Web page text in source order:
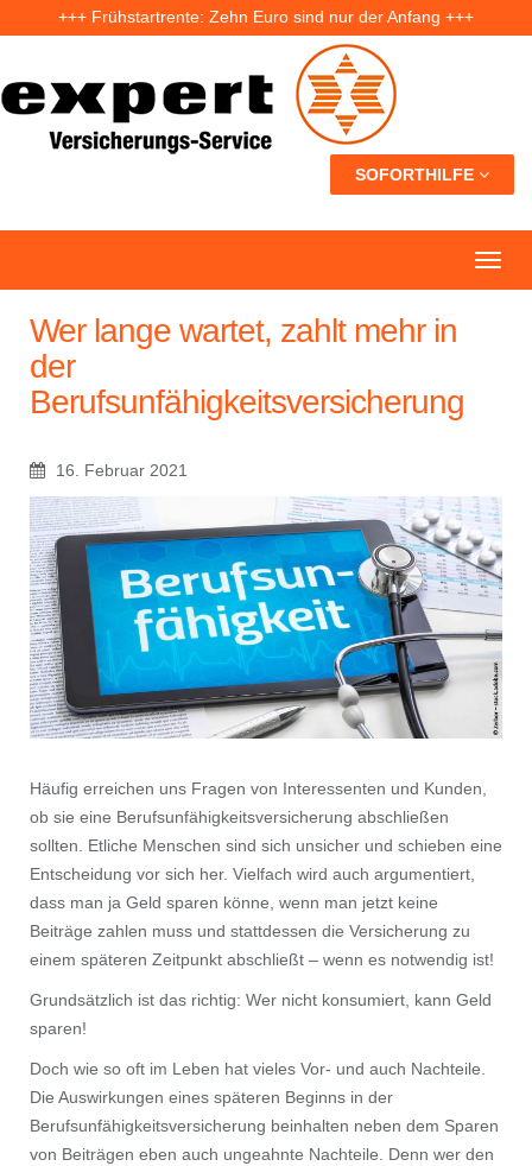
+++ Frühstartrente: Zehn Euro sind nur der Anfang +++
SOFORTHILFE
Wer lange wartet, zahlt mehr in
der
Berufsunfähigkeitsversicherung
16. Februar 2021
Häufig erreichen uns Fragen von Interessenten und Kunden,
ob sie eine Berufsunfähigkeitsversicherung abschließen
sollten. Etliche Menschen sind sich unsicher und schieben eine
Entscheidung vor sich her. Vielfach wird auch argumentiert,
dass man ja Geld sparen könne, wenn man jetzt keine
Beiträge zahlen muss und stattdessen die Versicherung zu
einem späteren Zeitpunkt abschließt – wenn es notwendig ist!
Grundsätzlich ist das richtig: Wer nicht konsumiert, kann Geld
sparen!
Doch wie so oft im Leben hat vieles Vor- und auch Nachteile.
Die Auswirkungen eines späteren Beginns in der
Berufsunfähigkeitsversicherung beinhalten neben dem Sparen
von Beiträgen eben auch ungeahnte Nachteile. Denn wer den